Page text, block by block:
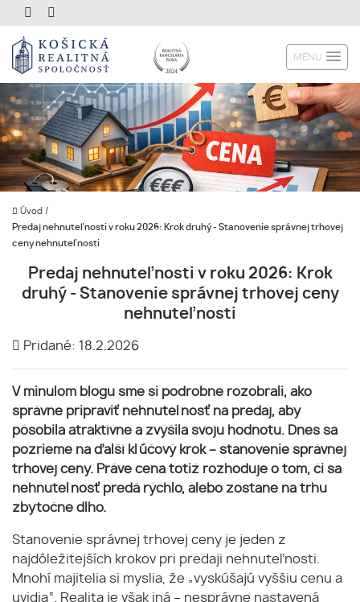
MENU
Úvod /
Predaj nehnuteľnosti v roku 2026: Krok druhý - Stanovenie správnej trhovej
ceny nehnuteľnosti
Predaj nehnuteľnosti v roku 2026: Krok
druhý - Stanovenie správnej trhovej ceny
nehnuteľnosti
Pridané: 18.2.2026
V minulom blogu sme si podrobne rozobrali, ako
správne pripraviť nehnuteľnosť na predaj, aby
pôsobila atraktívne a zvýšila svoju hodnotu. Dnes sa
pozrieme na ďalší kľúčový krok – stanovenie správnej
trhovej ceny. Práve cena totiž rozhoduje o tom, či sa
nehnuteľnosť predá rýchlo, alebo zostane na trhu
zbytočne dlho.
Stanovenie správnej trhovej ceny je jeden z
najdôležitejších krokov pri predaji nehnuteľnosti.
Mnohí majitelia si myslia, že „vyskúšajú vyššiu cenu a
uvidia“. Realita je však iná – nesprávne nastavená